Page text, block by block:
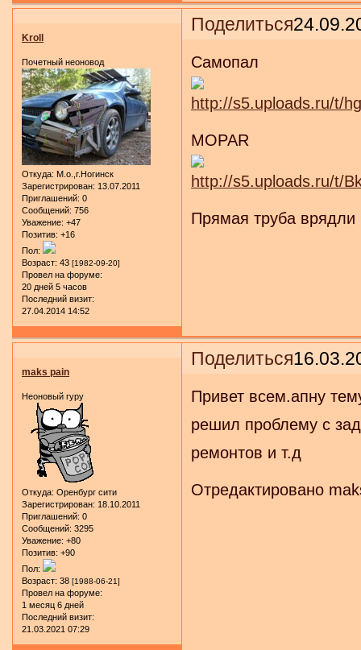
Поделиться
Kroll
Почетный неоновод
Откуда: М.о.,г.Ногинск
Зарегистрирован: 13.07.2011
Приглашений: 0
Сообщений: 756
Уважение: +47
Позитив: +16
Пол:
Возраст: 43 [1982-09-20]
Провел на форуме:
20 дней 5 часов
Последний визит:
27.04.2014 14:52
Самопал
MOPAR
Прямая труба врядли
Поделиться
maks pain
Неоновый гуру
Откуда: Оренбург сити
Зарегистрирован: 18.10.2011
Приглашений: 0
Сообщений: 3295
Уважение: +80
Позитив: +90
Пол:
Возраст: 38 [1988-06-21]
Провел на форуме:
1 месяц 6 дней
Последний визит:
21.03.2021 07:29
Привет всем.апну
решил проблему с
ремонтов и т.д
Отредактировано